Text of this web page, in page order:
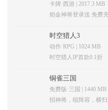
卡牌·西游 | 2017.3 MB
焰金神将登录送 免费
时空猎人3
动作·RPG | 1024 MB
时空猎人IP首款0.1折
铜雀三国
免费版·三国 | 1440 MB
招神将，组阵容，横